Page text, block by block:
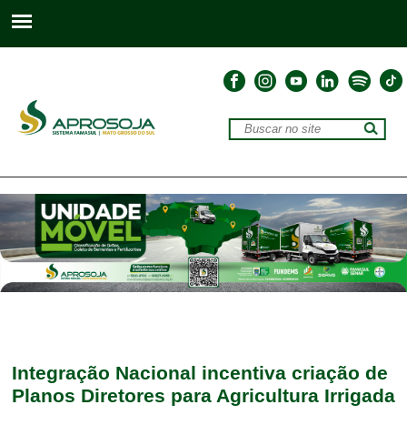
Integração Nacional incentiva criação de
Planos Diretores para Agricultura Irrigada